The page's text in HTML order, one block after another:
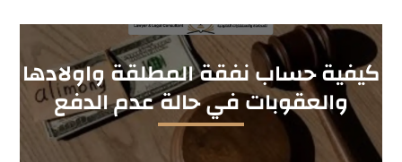
كيفية حساب نفقة المطلقة واولادها
والعقوبات في حالة عدم الدفع